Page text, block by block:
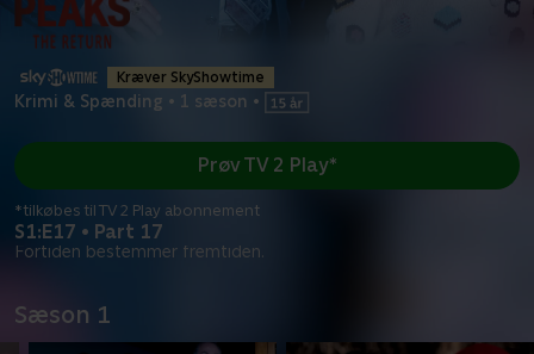
Kræver SkyShowtime
Krimi & Spænding • 1 sæson •
S1:E17 • Part 17
Fortiden bestemmer fremtiden.
Prøv TV 2 Play*
*tilkøbes til TV 2 Play abonnement
Sæson 1